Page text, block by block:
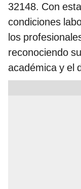
32148. Con
condiciones
los
reconociendo
académica y el